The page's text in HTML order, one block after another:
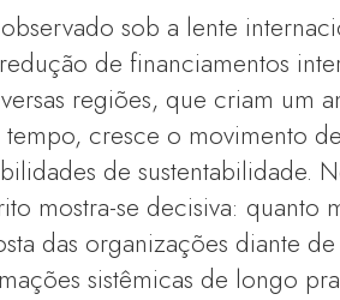
sob a lente
de financiamentos
regiões, que criam um
cresce o movimento
de sustentabilidade.
mostra-se decisiva: quanto
das organizações diante
sistêmicas de longo